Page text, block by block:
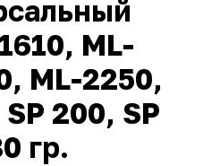
ML-
ML-2250,
200, SP
гр.